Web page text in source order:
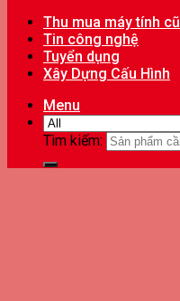
Thu mua máy tính cũ
Tin công nghệ
Tuyển dụng
Xây Dựng Cấu Hình
Menu
Tìm kiếm: